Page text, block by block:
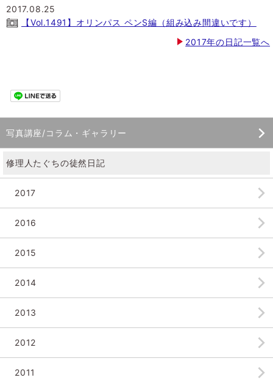
2017.08.25
【Vol.1491】オリンパス ペンS編（組み込み間違いです）
2017年の日記一覧へ
写真講座/コラム・ギャラリー
修理人たぐちの徒然日記
2017
2016
2015
2014
2013
2012
2011